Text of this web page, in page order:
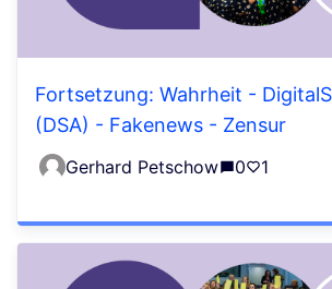
Fortsetzung: Wahrheit -
(DSA) - Fakenews - Zensur
Gerhard Petschow 0 1